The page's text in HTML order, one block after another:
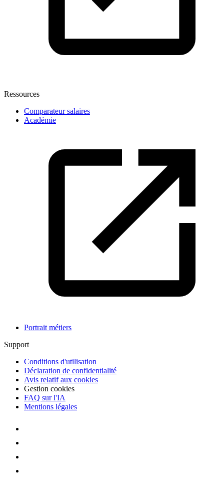
Ressources
Comparateur salaires
Académie
Portrait métiers
Support
Conditions d'utilisation
Déclaration de confidentialité
Avis relatif aux cookies
Gestion cookies
FAQ sur l'IA
Mentions légales